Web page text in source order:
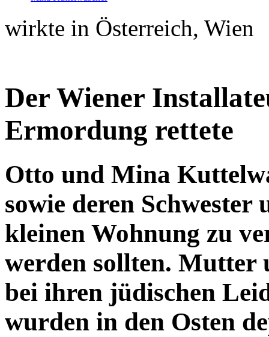
wirkte in Österreich, Wien
Der Wiener
Ermordung rettete
Otto und Mina
sowie deren
kleinen Wohnung zu
werden sollten. Mutter
bei ihren jüdischen
wurden in den Osten